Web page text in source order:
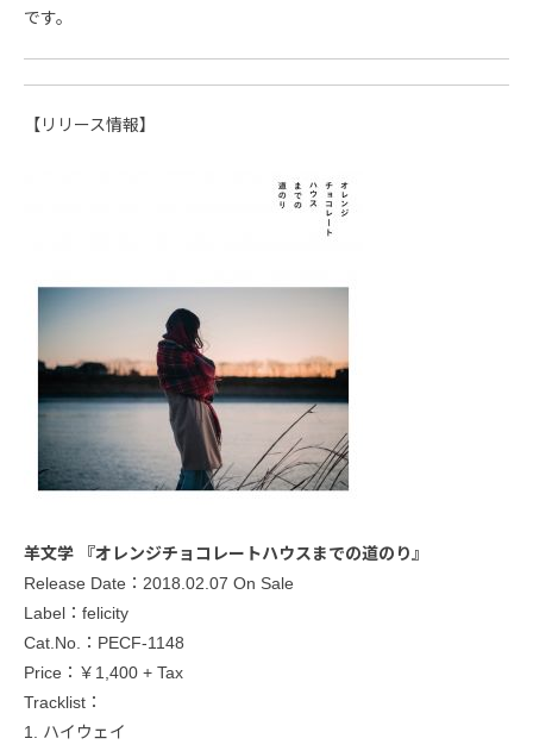
です。
【リリース情報】
羊文学 『オレンジチョコレートハウスまでの道のり』
Release Date：2018.02.07 On Sale
Label：felicity
Cat.No.：PECF-1148
Price：￥1,400 + Tax
Tracklist：
1. ハイウェイ